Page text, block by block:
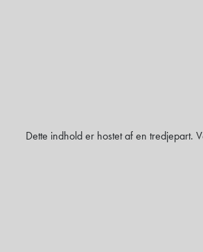
Dette indhold er hostet af en tredjepart.